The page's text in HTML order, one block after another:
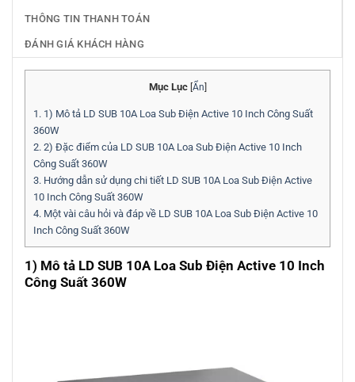
THÔNG TIN THANH TOÁN
ĐÁNH GIÁ KHÁCH HÀNG
Mục Lục [Ẩn]
1. 1) Mô tả LD SUB 10A Loa Sub Điện Active 10 Inch Công Suất
360W
2. 2) Đặc điểm của LD SUB 10A Loa Sub Điện Active 10 Inch
Công Suất 360W
3. Hướng dẫn sử dụng chi tiết LD SUB 10A Loa Sub Điện Active
10 Inch Công Suất 360W
4. Một vài câu hỏi và đáp về LD SUB 10A Loa Sub Điện Active 10
Inch Công Suất 360W
1) Mô tả LD SUB 10A Loa Sub Điện Active 10 Inch
Công Suất 360W